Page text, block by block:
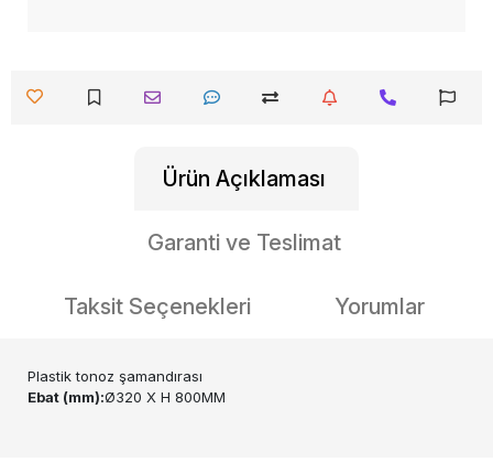
Ürün Açıklaması
Garanti ve Teslimat
Taksit Seçenekleri Yorumlar
Plastik tonoz şamandırası
Ebat (mm):Ø320 X H 800MM